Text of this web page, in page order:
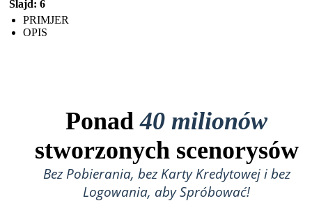
Slajd: 6
PRIMJER
OPIS
Ponad40 milionów
stworzonych scenorysów
Bez Pobierania, bez Karty Kredytowej i bez
Logowania, aby Spróbować!